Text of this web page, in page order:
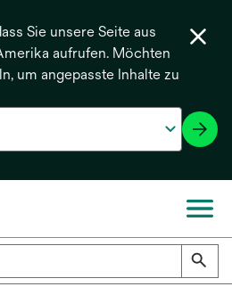
Sie unsere Seite aus
aufrufen. Möchten
um angepasste Inhalte zu